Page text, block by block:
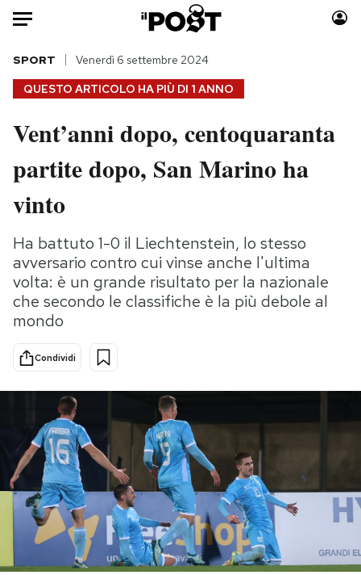
Auto
HOME
Italia
Politica
Tecnologia
Scienza
Cultura
Economia
Sport
Moda
Consumismi
Media
Altrecose
PODCAST
NEWSLETTER
I MIEI PREFERITI
QUESTO ARTICOLO HA PIÙ DI 1 ANNO
SPORT Venerdì 6 settembre 2024
Vent’anni dopo, centoquaranta
partite dopo, San Marino ha
vinto
Ha battuto 1-0 il Liechtenstein, lo stesso
avversario contro cui vinse anche l'ultima
volta: è un grande risultato per la nazionale
che secondo le classifiche è la più debole al
mondo
Condividi